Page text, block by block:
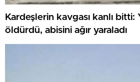
Kardeşlerin kavgası kanlı bitti:
öldürdü, abisini ağır yaraladı